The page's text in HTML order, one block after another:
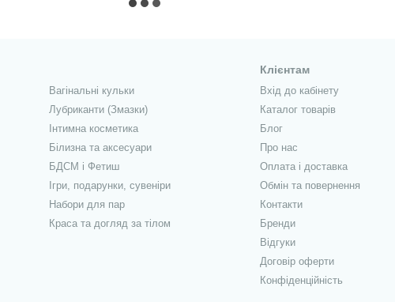
Вагінальні кульки
Лубриканти (Змазки)
Інтимна косметика
Білизна та аксесуари
БДСМ і Фетиш
Ігри, подарунки, сувеніри
Набори для пар
Краса та догляд за тілом
Клієнтам
Вхід до кабінету
Каталог товарів
Блог
Про нас
Оплата і доставка
Обмін та повернення
Контакти
Бренди
Відгуки
Договір оферти
Конфіденційність